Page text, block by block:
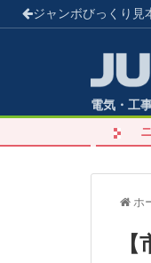
ジャンボびっくり見
電気・工
ホ